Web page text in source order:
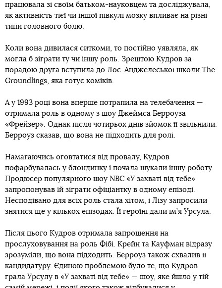
працювала зі своїм батьком-науковцем та досліджувала,
як активність тієї чи іншої півкулі мозку впливає на різні
типи головного болю.
Коли вона дивилася ситкоми, то постійно уявляла, як
могла б зіграти ту чи іншу роль. Зрештою Кудров за
порадою друга вступила до Лос-Анджелеської школи The
Groundlings, яка готує коміків.
А у 1993 році вона вперше потрапила на телебачення —
отримала роль в одному з шоу Джеймса Берроуза
«Фрейзер». Однак після чотирьох днів зйомок її звільнили.
Берроуз сказав, що вона не підходить для ролі.
Намагаючись оговтатися від провалу, Кудров
пофарбувалась у блондинку і почала шукали іншу роботу.
Продюсер популярного шоу NBС «У захваті від тебе»
запропонував їй зіграти офіціантку в одному епізоді.
Несподівано для всіх роль стала хітом, і Лізу запросили
знятися ще у кількох епізодах. Її героїні дали ім’я Урсула.
Після цього Кудров отримала запрошення на
прослуховування на роль Фібі. Крейн та Кауфман відразу
зрозуміли, що вона підходить. Берроуз також схвалив її
кандидатуру. Єдиною проблемою було те, що Кудров
грала Урсулу в «У захваті від тебе» — шоу, яке йшло у тій